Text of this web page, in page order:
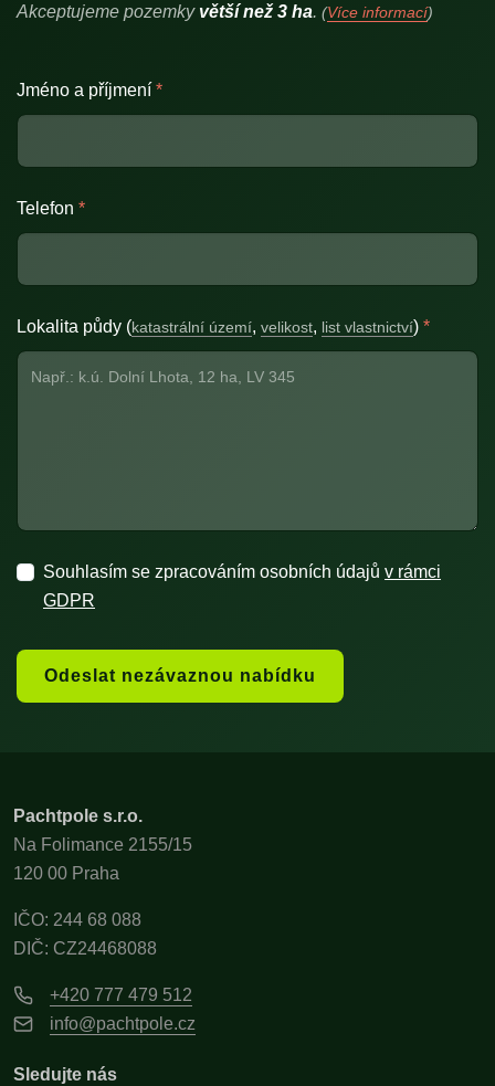
Akceptujeme pozemky větší než 3 ha. (Více informací)
Jméno a příjmení *
Telefon *
Lokalita půdy (katastrální území, velikost, list vlastnictví) *
Souhlasím se zpracováním osobních údajů v rámci
GDPR
Odeslat nezávaznou nabídku
Pachtpole s.r.o.
Na Folimance 2155/15
120 00 Praha
IČO: 244 68 088
DIČ: CZ24468088
+420 777 479 512
info@pachtpole.cz
Sledujte nás